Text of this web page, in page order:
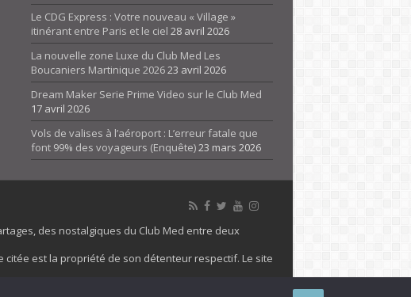
Le CDG Express : Votre nouveau « Village »
itinérant entre Paris et le ciel 28 avril 2026
La nouvelle zone Luxe du Club Med Les
Boucaniers Martinique 202623 avril 2026
Dream Maker Serie Prime Video sur le Club Med
17 avril 2026
Vols de valises à l’aéroport : L’erreur fatale que
font 99% des voyageurs (Enquête)23 mars 2026
des nostalgiques du Club Med entre deux
est la propriété de son détenteur respectif. Le site